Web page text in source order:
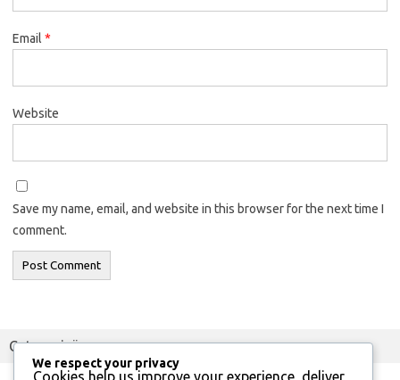
Email *
Website
Save my name, email, and website in this browser for the next time I
comment.
Categorieën
We respect your privacy
Cookies help us improve your experience, deliver